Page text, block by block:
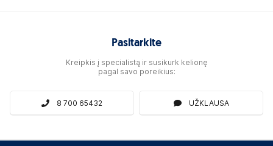
Pasitarkite
Kreipkis į specialistą ir susikurk kelionę
pagal savo poreikius:
8 700 65432 UŽKLAUSA